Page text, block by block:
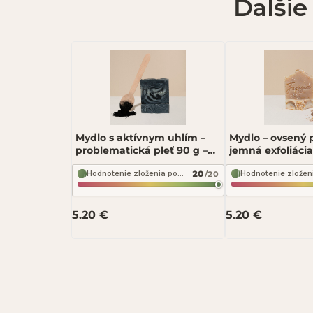
★★
Vaša recenzia *
Odoslať recenziu
Recenzia bude
Mydlo s aktívnym uhlím –
problematická pleť 90 g –
Fressia
Hodnotenie zloženia podľa INCI Beauty 20/20
5.20 €
Mydlo – ovsený
jemná
Fressia
5.20 €